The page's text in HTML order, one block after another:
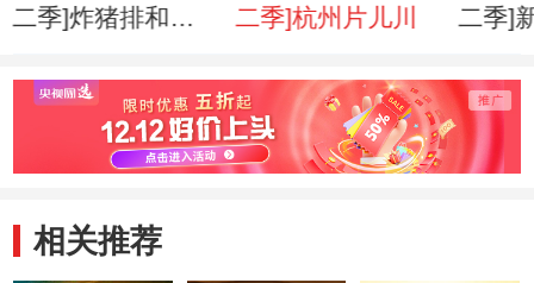
二季]炸猪排和辣
二季]杭州片儿川
二季]
相关推荐